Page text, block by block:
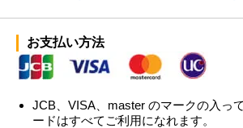
お支払い方法
JCB、VISA、master のマークの入っ
ードはすべてご利用になれます。